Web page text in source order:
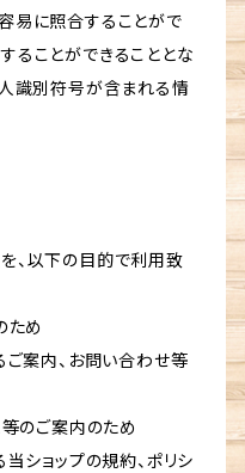
易に照合することがで
ることができることとな
人識別符号が含まれる情
、以下の目的で利用致
ため
ご案内、お問い合わせ等
等のご案内のため
当ショップの規約、ポリシ